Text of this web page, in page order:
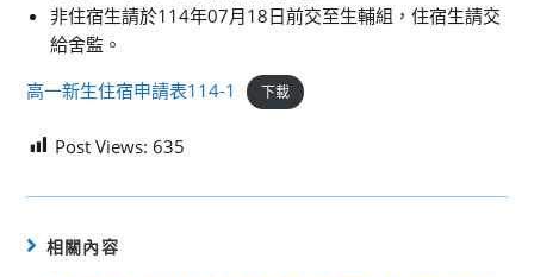
非住宿生請於114年07月18日前交至生輔組，住宿生請交
給舍監。
高一新生住宿申請表114-1
下載
Post Views: 635
相關內容